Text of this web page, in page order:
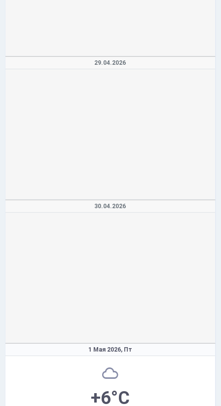
29.04.2026
30.04.2026
1 Мая 2026, Пт
+6°C